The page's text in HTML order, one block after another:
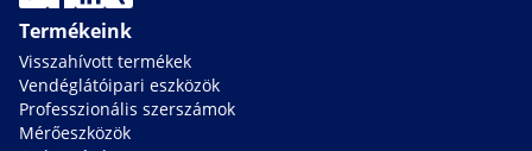
Termékeink
Visszahívott termékek
Vendéglátóipari eszközök
Professzionális szerszámok
Mérőeszközök